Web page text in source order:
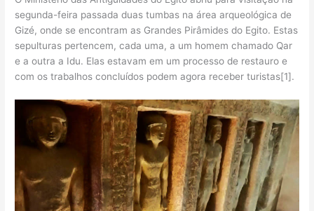
segunda-feira passada duas tumbas na área arqueológica de
Gizé, onde se encontram as Grandes Pirâmides do Egito. Estas
sepulturas pertencem, cada uma, a um homem chamado Qar
e a outra a Idu. Elas estavam em um processo de restauro e
com os trabalhos concluídos podem agora receber turistas[1].